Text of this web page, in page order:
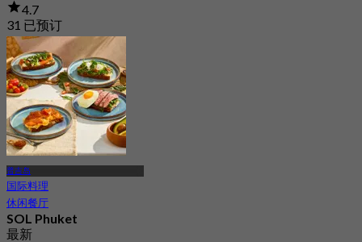
4.7
31 已预订
起฿ 189
普吉岛
国际料理
休闲餐厅
SOL Phuket
最新